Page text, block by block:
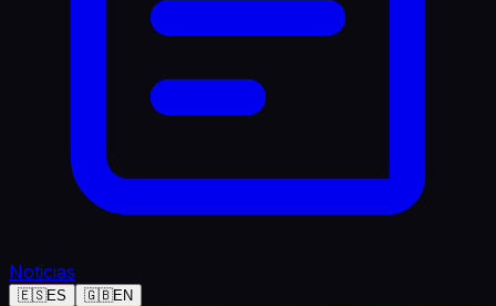
Noticias
🇪🇸ES 🇬🇧EN